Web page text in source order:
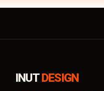
INUT DESIGN